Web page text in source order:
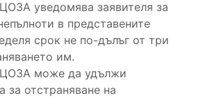
уведомява заявителя за
в представените
срок не по-дълъг от три
им.
може да удължи
за отстраняване на